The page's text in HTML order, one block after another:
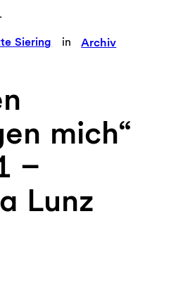
Siering in Archiv
mich“
–
Lunz